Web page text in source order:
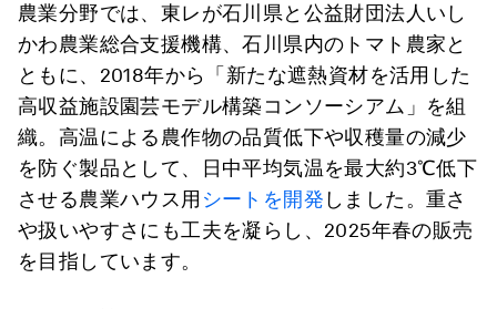
農業分野では、東レが石川県と公益財団法人いし
かわ農業総合支援機構、石川県内のトマト農家と
ともに、2018年から「新たな遮熱資材を活用した
高収益施設園芸モデル構築コンソーシアム」を組
織。高温による農作物の品質低下や収穫量の減少
を防ぐ製品として、日中平均気温を最大約3℃低下
させる農業ハウス用 シートを開発 しました。重さ
や扱いやすさにも工夫を凝らし、2025年春の販売
を目指しています。